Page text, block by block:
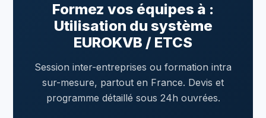
Formez vos équipes à :
Utilisation du système
EUROKVB / ETCS
Session inter-entreprises ou formation intra
sur-mesure, partout en France. Devis et
programme détaillé sous 24h ouvrées.